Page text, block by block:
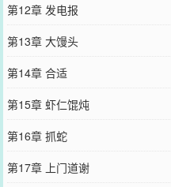
第12章 发电报
第13章 大馒头
第14章 合适
第15章 虾仁馄炖
第16章 抓蛇
第17章 上门道谢